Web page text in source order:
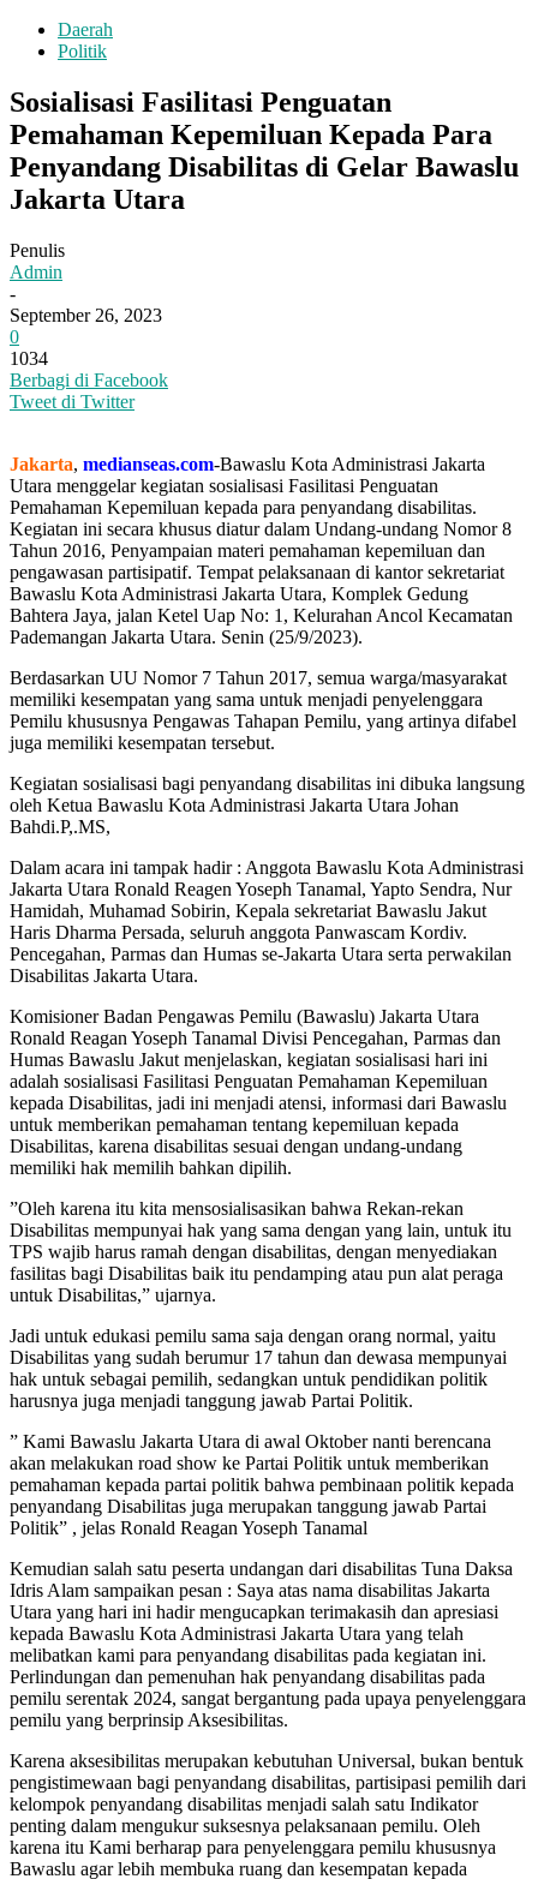
Daerah
Politik
Sosialisasi Fasilitasi Penguatan
Pemahaman Kepemiluan Kepada Para
Penyandang Disabilitas di Gelar Bawaslu
Jakarta Utara
Penulis
Admin
-
September 26, 2023
0
1034
Berbagi di Facebook
Tweet di Twitter
Jakarta, medianseas.com-Bawaslu Kota Administrasi Jakarta
Utara menggelar kegiatan sosialisasi Fasilitasi Penguatan
Pemahaman Kepemiluan kepada para penyandang disabilitas.
Kegiatan ini secara khusus diatur dalam Undang-undang Nomor 8
Tahun 2016, Penyampaian materi pemahaman kepemiluan dan
pengawasan partisipatif. Tempat pelaksanaan di kantor sekretariat
Bawaslu Kota Administrasi Jakarta Utara, Komplek Gedung
Bahtera Jaya, jalan Ketel Uap No: 1, Kelurahan Ancol Kecamatan
Pademangan Jakarta Utara. Senin (25/9/2023).
Berdasarkan UU Nomor 7 Tahun 2017, semua warga/masyarakat
memiliki kesempatan yang sama untuk menjadi penyelenggara
Pemilu khususnya Pengawas Tahapan Pemilu, yang artinya difabel
juga memiliki kesempatan tersebut.
Kegiatan sosialisasi bagi penyandang disabilitas ini dibuka langsung
oleh Ketua Bawaslu Kota Administrasi Jakarta Utara Johan
Bahdi.P,.MS,
Dalam acara ini tampak hadir : Anggota Bawaslu Kota Administrasi
Jakarta Utara Ronald Reagen Yoseph Tanamal, Yapto Sendra, Nur
Hamidah, Muhamad Sobirin, Kepala sekretariat Bawaslu Jakut
Haris Dharma Persada, seluruh anggota Panwascam Kordiv.
Pencegahan, Parmas dan Humas se-Jakarta Utara serta perwakilan
Disabilitas Jakarta Utara.
Komisioner Badan Pengawas Pemilu (Bawaslu) Jakarta Utara
Ronald Reagan Yoseph Tanamal Divisi Pencegahan, Parmas dan
Humas Bawaslu Jakut menjelaskan, kegiatan sosialisasi hari ini
adalah sosialisasi Fasilitasi Penguatan Pemahaman Kepemiluan
kepada Disabilitas, jadi ini menjadi atensi, informasi dari Bawaslu
untuk memberikan pemahaman tentang kepemiluan kepada
Disabilitas, karena disabilitas sesuai dengan undang-undang
memiliki hak memilih bahkan dipilih.
”Oleh karena itu kita mensosialisasikan bahwa Rekan-rekan
Disabilitas mempunyai hak yang sama dengan yang lain, untuk itu
TPS wajib harus ramah dengan disabilitas, dengan menyediakan
fasilitas bagi Disabilitas baik itu pendamping atau pun alat peraga
untuk Disabilitas,” ujarnya.
Jadi untuk edukasi pemilu sama saja dengan orang normal, yaitu
Disabilitas yang sudah berumur 17 tahun dan dewasa mempunyai
hak untuk sebagai pemilih, sedangkan untuk pendidikan politik
harusnya juga menjadi tanggung jawab Partai Politik.
” Kami Bawaslu Jakarta Utara di awal Oktober nanti berencana
akan melakukan road show ke Partai Politik untuk memberikan
pemahaman kepada partai politik bahwa pembinaan politik kepada
penyandang Disabilitas juga merupakan tanggung jawab Partai
Politik” , jelas Ronald Reagan Yoseph Tanamal
Kemudian salah satu peserta undangan dari disabilitas Tuna Daksa
Idris Alam sampaikan pesan : Saya atas nama disabilitas Jakarta
Utara yang hari ini hadir mengucapkan terimakasih dan apresiasi
kepada Bawaslu Kota Administrasi Jakarta Utara yang telah
melibatkan kami para penyandang disabilitas pada kegiatan ini.
Perlindungan dan pemenuhan hak penyandang disabilitas pada
pemilu serentak 2024, sangat bergantung pada upaya penyelenggara
pemilu yang berprinsip Aksesibilitas.
Karena aksesibilitas merupakan kebutuhan Universal, bukan bentuk
pengistimewaan bagi penyandang disabilitas, partisipasi pemilih dari
kelompok penyandang disabilitas menjadi salah satu Indikator
penting dalam mengukur suksesnya pelaksanaan pemilu. Oleh
karena itu Kami berharap para penyelenggara pemilu khususnya
Bawaslu agar lebih membuka ruang dan kesempatan kepada